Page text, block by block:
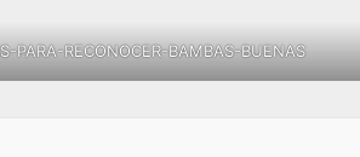
PARA-RECONOCER-BAMBAS-BUENAS